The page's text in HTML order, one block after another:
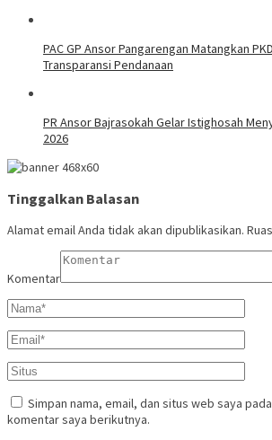
PAC GP Ansor Pangarengan Matangkan
Transparansi Pendanaan
PR Ansor Bajrasokah Gelar Istighosah
2026
Tinggalkan Balasan
Alamat email Anda tidak akan dipublikasikan.
Komentar
Simpan nama, email, dan situs web saya
komentar saya berikutnya.